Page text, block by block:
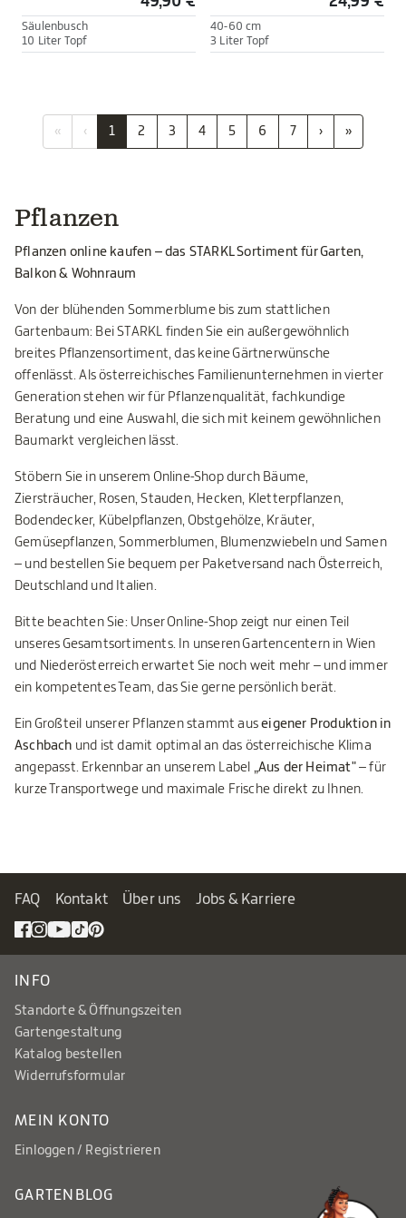
Säulenbusch
10 Liter Topf
40-60 cm
3 Liter Topf
« ‹ 1 2 3 4 5 6 7 › »
Pflanzen
Pflanzen online kaufen – das STARKL Sortiment für Garten,
Balkon & Wohnraum
Von der blühenden Sommerblume bis zum stattlichen
Gartenbaum: Bei STARKL finden Sie ein außergewöhnlich
breites Pflanzensortiment, das keine Gärtnerwünsche
offenlässt. Als österreichisches Familienunternehmen in vierter
Generation stehen wir für Pflanzenqualität, fachkundige
Beratung und eine Auswahl, die sich mit keinem gewöhnlichen
Baumarkt vergleichen lässt.
Stöbern Sie in unserem Online-Shop durch Bäume,
Ziersträucher, Rosen, Stauden, Hecken, Kletterpflanzen,
Bodendecker, Kübelpflanzen, Obstgehölze, Kräuter,
Gemüsepflanzen, Sommerblumen, Blumenzwiebeln und Samen
– und bestellen Sie bequem per Paketversand nach Österreich,
Deutschland und Italien.
Bitte beachten Sie: Unser Online-Shop zeigt nur einen Teil
unseres Gesamtsortiments. In unseren Gartencentern in Wien
und Niederösterreich erwartet Sie noch weit mehr – und immer
ein kompetentes Team, das Sie gerne persönlich berät.
Ein Großteil unserer Pflanzen stammt auseigener Produktion in
Aschbach und ist damit optimal an das österreichische Klima
angepasst. Erkennbar an unserem Label „Aus der Heimat"– für
kurze Transportwege und maximale Frische direkt zu Ihnen.
FAQ Kontakt Über uns Jobs & Karriere
INFO
Standorte & Öffnungszeiten
Gartengestaltung
Katalog bestellen
Widerrufsformular
MEIN KONTO
Einloggen / Registrieren
GARTENBLOG